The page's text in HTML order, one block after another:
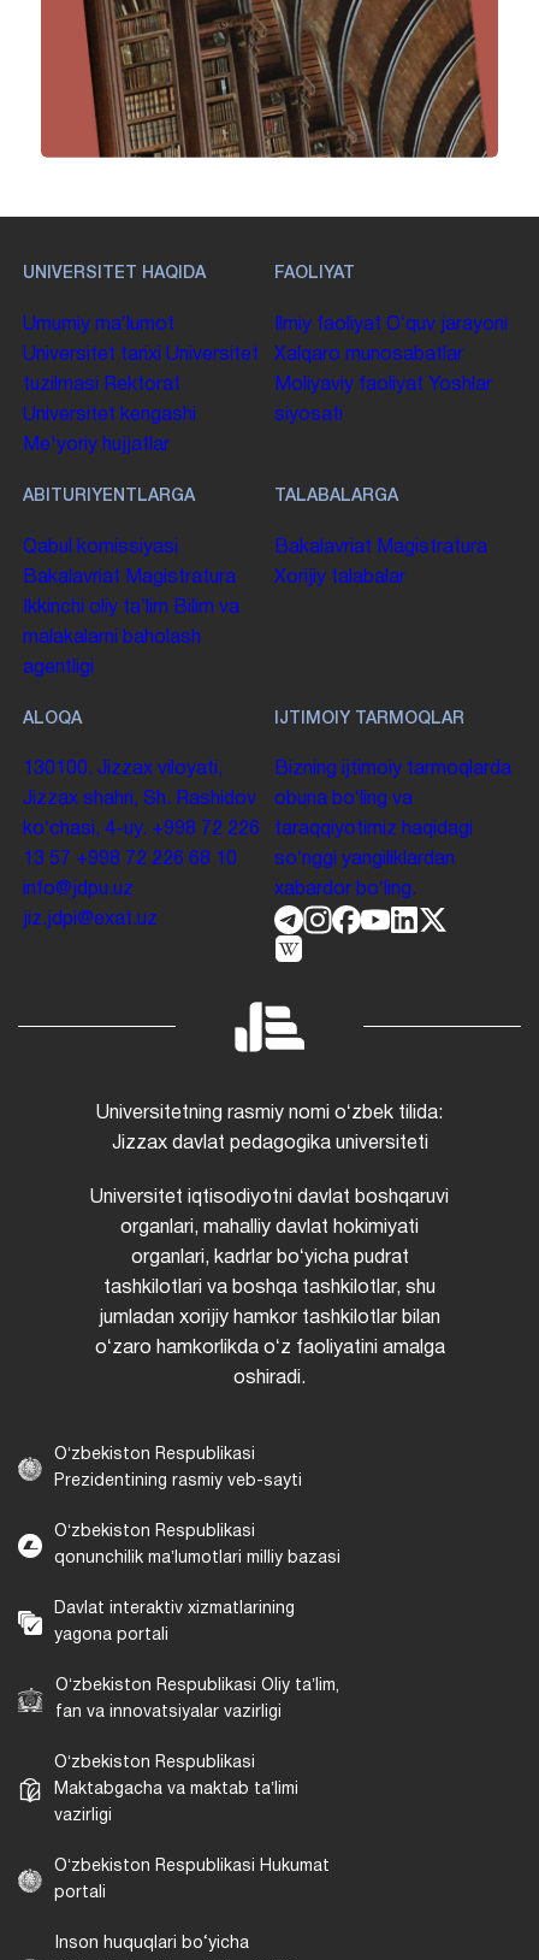
UNIVERSITET HAQIDA
Umumiy maʼlumot
Universitet tarixi Universitet
tuzilmasi Rektorat
Universitet kengashi
Me'yoriy hujjatlar
FAOLIYAT
Ilmiy faoliyat Oʻquv jarayoni
Xalqaro munosabatlar
Moliyaviy faoliyat Yoshlar
siyosati
ABITURIYENTLARGA
Qabul komissiyasi
Bakalavriat Magistratura
Ikkinchi oliy taʼlim Bilim va
malakalarni baholash
agentligi
TALABALARGA
Bakalavriat Magistratura
Xorijiy talabalar
ALOQA
130100. Jizzax viloyati,
Jizzax shahri, Sh. Rashidov
koʻchasi, 4-uy. +998 72 226
13 57 +998 72 226 68 10
info@jdpu.uz
jiz.jdpi@exat.uz
IJTIMOIY TARMOQLAR
Bizning ijtimoiy tarmoqlarda
obuna boʻling va
taraqqiyotimiz haqidagi
soʻnggi yangiliklardan
xabardor boʻling.
Universitetning rasmiy nomi oʻzbek tilida:
Jizzax davlat pedagogika universiteti
Universitet iqtisodiyotni davlat boshqaruvi
organlari, mahalliy davlat hokimiyati
organlari, kadrlar boʻyicha pudrat
tashkilotlari va boshqa tashkilotlar, shu
jumladan xorijiy hamkor tashkilotlar bilan
oʻzaro hamkorlikda oʻz faoliyatini amalga
oshiradi.
Oʻzbekiston Respublikasi
Prezidentining rasmiy veb-sayti
Oʻzbekiston Respublikasi
qonunchilik maʼlumotlari milliy bazasi
Davlat interaktiv xizmatlarining
yagona portali
Oʻzbekiston Respublikasi Oliy taʼlim,
fan va innovatsiyalar vazirligi
Oʻzbekiston Respublikasi
Maktabgacha va maktab taʼlimi
vazirligi
Oʻzbekiston Respublikasi Hukumat
portali
Inson huquqlari bo‘yicha